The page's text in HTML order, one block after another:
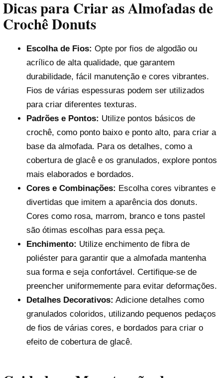
Dicas para Criar as Almofadas de
Crochê Donuts
Escolha de Fios: Opte por fios de algodão ou
acrílico de alta qualidade, que garantem
durabilidade, fácil manutenção e cores vibrantes.
Fios de várias espessuras podem ser utilizados
para criar diferentes texturas.
Padrões e Pontos: Utilize pontos básicos de
crochê, como ponto baixo e ponto alto, para criar a
base da almofada. Para os detalhes, como a
cobertura de glacê e os granulados, explore pontos
mais elaborados e bordados.
Cores e Combinações: Escolha cores vibrantes e
divertidas que imitem a aparência dos donuts.
Cores como rosa, marrom, branco e tons pastel
são ótimas escolhas para essa peça.
Enchimento: Utilize enchimento de fibra de
poliéster para garantir que a almofada mantenha
sua forma e seja confortável. Certifique-se de
preencher uniformemente para evitar deformações.
Detalhes Decorativos: Adicione detalhes como
granulados coloridos, utilizando pequenos pedaços
de fios de várias cores, e bordados para criar o
efeito de cobertura de glacê.